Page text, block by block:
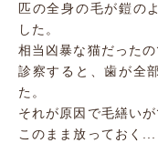
匹の全身の毛が鎧の
した。
相当凶暴な猫だった
診察すると、歯が全
た。
それが原因で毛繕い
このまま放っておく...